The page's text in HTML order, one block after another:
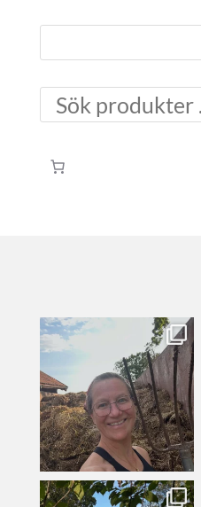
kullanslycka
kullanslycka